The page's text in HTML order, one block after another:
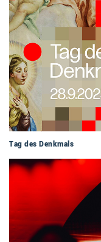
Tag des Denkmals